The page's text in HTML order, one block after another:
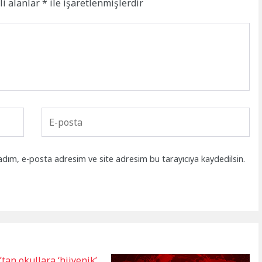
alanlar* ile işaretlenmişlerdir
e-posta adresim ve site adresim bu tarayıcıya kaydedilsin.